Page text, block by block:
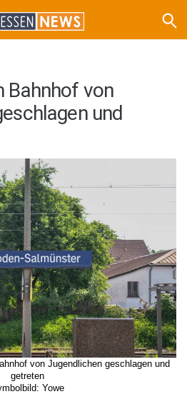
Bahnhof von
und
von Jugendlichen geschlagen und
getreten
Yowe